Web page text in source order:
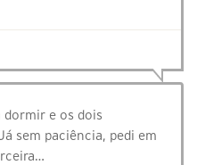
dormir e os dois
sem paciência, pedi em